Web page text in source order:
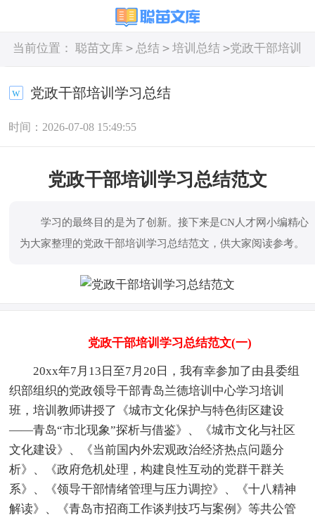
当前位置： 聪苗文库 > 总结 > 培训总结 >党政干部培训
党政干部培训学习总结
时间：2026-07-08 15:49:55
党政干部培训学习总结范文
学习的最终目的是为了创新。接下来是CN人才网小编精心
为大家整理的党政干部培训学习总结范文，供大家阅读参考。
党政干部培训学习总结范文(一)
20xx年7月13日至7月20日，我有幸参加了由县委组
织部组织的党政领导干部青岛兰德培训中心学习培训
班，培训教师讲授了《城市文化保护与特色街区建设
——青岛“市北现象”探析与借鉴》、《城市文化与社区
文化建设》、《当前国内外宏观政治经济热点问题分
析》、《政府危机处理，构建良性互动的党群干群关
系》、《领导干部情绪管理与压力调控》、《十八精神
解读》、《青岛市招商工作谈判技巧与案例》等共公管